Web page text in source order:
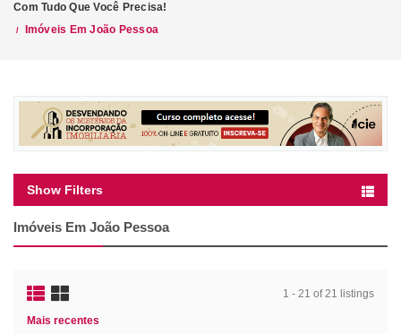
Com Tudo Que Você Precisa!
/ Imóveis Em João Pessoa
Show Filters
Imóveis Em João Pessoa
1 - 21 of 21 listings
Mais recentes